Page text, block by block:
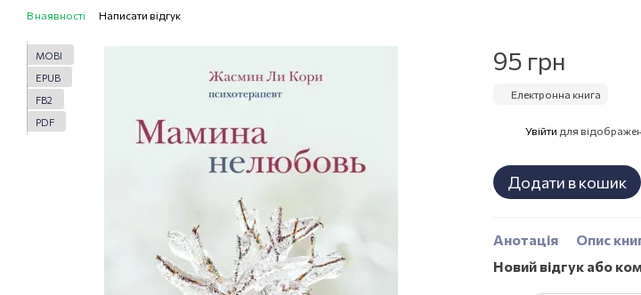
В наявності Написати відгук
MOBI
EPUB
FB2
PDF
95 грн
Електронна книга
Увійти для
Додати в кошик
Анотація
Опис
Новий відгук або